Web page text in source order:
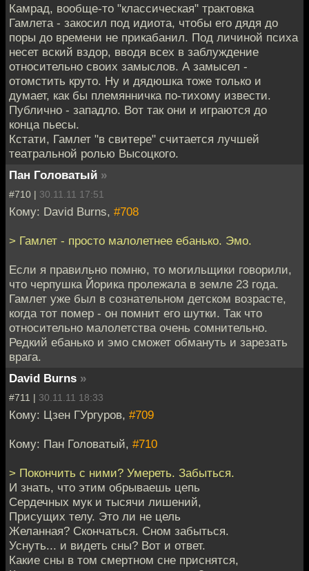
Камрад, вообще-то "классическая" трактовка
Гамлета - закосил под идиота, чтобы его дядя до
поры до времени не прикабанил. Под личиной психа
несет вский вздор, вводя всех в заблуждение
относительно своих замыслов. А замысел -
отомстить круто. Ну и дядюшка тоже только и
думает, как бы племянничка по-тихому извести.
Публично - западло. Вот так они и играются до
конца пьесы.
Кстати, Гамлет "в свитере" считается лучшей
театральной ролью Высоцкого.
Пан Головатый »
#710 | 30.11.11 17:51
Кому: David Burns, #708
> Гамлет - просто малолетнее ебанько. Эмо.
Если я правильно помню, то могильщики говорили,
что черпушка Йорика пролежала в земле 23 года.
Гамлет уже был в сознательном детском возрасте,
когда тот помер - он помнит его шутки. Так что
относительно малолетства очень сомнительно.
Редкий ебанько и эмо сможет обмануть и зарезать
врага.
David Burns »
#711 | 30.11.11 18:33
Кому: Цзен ГУргуров, #709
Кому: Пан Головатый, #710
> Покончить с ними? Умереть. Забыться.
И знать, что этим обрываешь цепь
Сердечных мук и тысячи лишений,
Присущих телу. Это ли не цель
Желанная? Скончаться. Сном забыться.
Уснуть... и видеть сны? Вот и ответ.
Какие сны в том смертном сне приснятся,